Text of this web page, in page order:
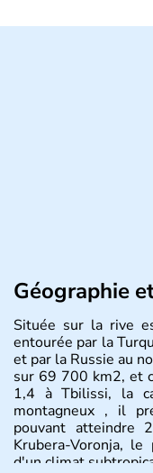
Géographie
Située sur la rive
entourée par la
et par la Russie au
sur 69 700 km2, et
1,4 à Tbilissi, la
montagneux , il
pouvant atteindre
Krubera-Voronja,
d'un climat